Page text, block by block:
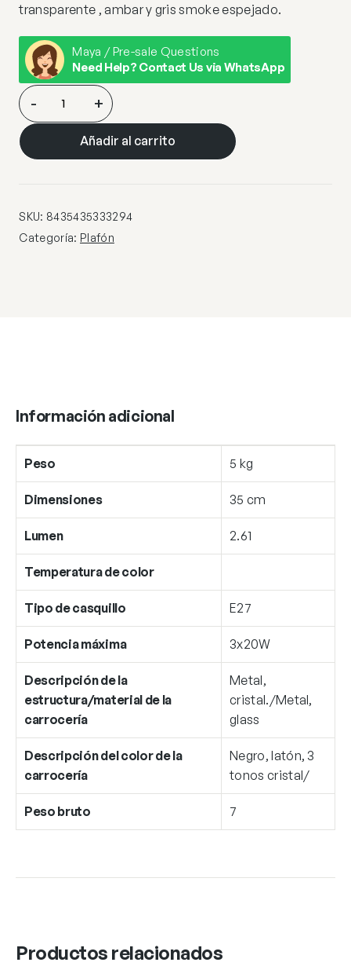
transparente , ambar y gris smoke espejado.
Maya / Pre-sale Questions
Need Help? Contact Us via WhatsApp
NORMA-
PLAFON
3L
NEGRO-
- +
Añadir al carrito
SKU: 8435435333294
Categoría: Plafón
Información adicional
Peso 5 kg
Dimensiones 35 cm
Lumen 2.61
Temperatura de color
Tipo de casquillo E27
Potencia máxima 3x20W
Descripción de la
estructura/material de la
carrocería
Metal,
cristal./Metal,
glass
Descripción del color de la
carrocería
Negro, latón, 3
tonos cristal/
Peso bruto 7
Productos relacionados